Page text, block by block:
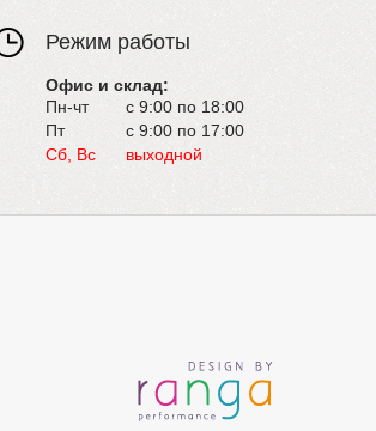
Режим работы
Офис и склад:
Пн-чт
с 9:00 по 18:00
Пт
с 9:00 по 17:00
Сб, Вс
выходной